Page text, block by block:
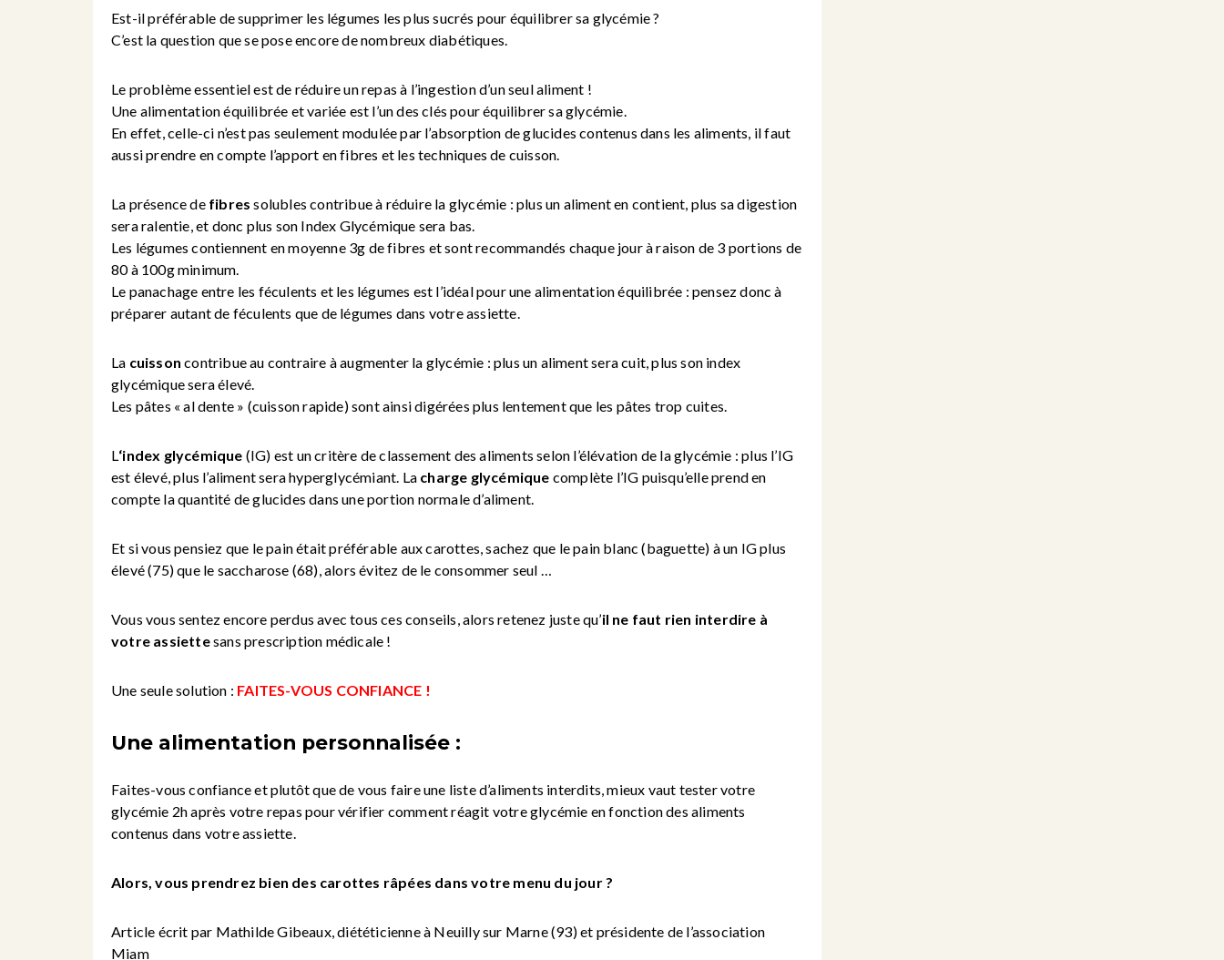
Est-il préférable de supprimer les légumes les plus sucrés pour équilibrer sa glycémie ?
C’est la question que se pose encore de nombreux diabétiques.
Le problème essentiel est de réduire un repas à l’ingestion d’un seul aliment !
Une alimentation équilibrée et variée est l’un des clés pour équilibrer sa glycémie.
En effet, celle-ci n’est pas seulement modulée par l’absorption de glucides contenus dans les aliments, il faut
aussi prendre en compte l’apport en fibres et les techniques de cuisson.
La présence de fibres solubles contribue à réduire la glycémie : plus un aliment en contient, plus sa digestion
sera ralentie, et donc plus son Index Glycémique sera bas.
Les légumes contiennent en moyenne 3g de fibres et sont recommandés chaque jour à raison de 3 portions de
80 à 100g minimum.
Le panachage entre les féculents et les légumes est l’idéal pour une alimentation équilibrée : pensez donc à
préparer autant de féculents que de légumes dans votre assiette.
La cuisson contribue au contraire à augmenter la glycémie : plus un aliment sera cuit, plus son index
glycémique sera élevé.
Les pâtes « al dente » (cuisson rapide) sont ainsi digérées plus lentement que les pâtes trop cuites.
L‘index glycémique (IG) est un critère de classement des aliments selon l’élévation de la glycémie : plus l’IG
est élevé, plus l’aliment sera hyperglycémiant. La charge glycémique complète l’IG puisqu’elle prend en
compte la quantité de glucides dans une portion normale d’aliment.
Et si vous pensiez que le pain était préférable aux carottes, sachez que le pain blanc (baguette) à un IG plus
élevé (75) que le saccharose (68), alors évitez de le consommer seul …
Vous vous sentez encore perdus avec tous ces conseils, alors retenez juste qu’il ne faut rien interdire à
votre assiettesans prescription médicale !
Une seule solution : FAITES-VOUS CONFIANCE !
Une alimentation personnalisée :
Faites-vous confiance et plutôt que de vous faire une liste d’aliments interdits, mieux vaut tester votre
glycémie 2h après votre repas pour vérifier comment réagit votre glycémie en fonction des aliments
contenus dans votre assiette.
Alors, vous prendrez bien des carottes râpées dans votre menu du jour ?
Article écrit par Mathilde Gibeaux, diététicienne à Neuilly sur Marne (93) et présidente de l’association
Miam